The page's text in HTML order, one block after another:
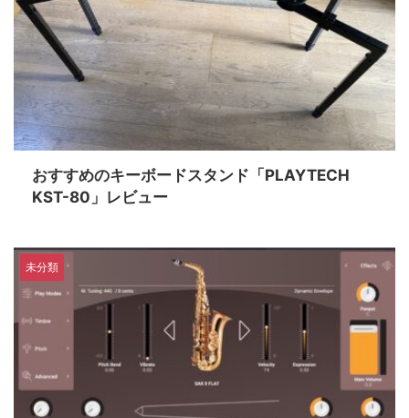
おすすめのキーボードスタンド「PLAYTECH
KST-80」レビュー
未分類